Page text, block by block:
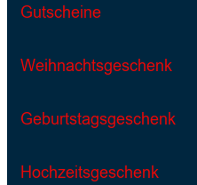
Gutscheine
Weihnachtsgeschenk
Geburtstagsgeschenk
Hochzeitsgeschenk